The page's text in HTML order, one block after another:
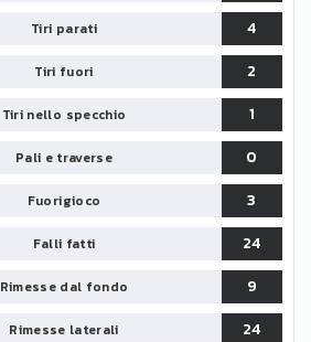
Tiri parati
4
Tiri fuori
2
Tiri nello specchio
1
Pali e traverse
0
Fuorigioco
3
Falli fatti
24
Rimesse dal fondo
9
Rimesse laterali
24